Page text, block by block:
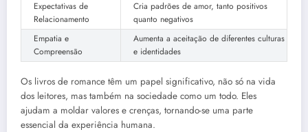
Expectativas de
Relacionamento
Cria padrões de amor, tanto positivos
quanto negativos
Empatia e
Compreensão
Aumenta a aceitação de diferentes culturas
e identidades
Os livros de romance têm um papel significativo, não só na vida
dos leitores, mas também na sociedade como um todo. Eles
ajudam a moldar valores e crenças, tornando-se uma parte
essencial da experiência humana.